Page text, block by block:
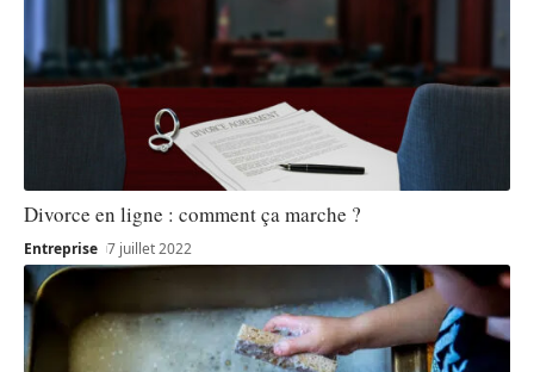
Divorce en ligne : comment ça marche ?
Entreprise 7 juillet 2022